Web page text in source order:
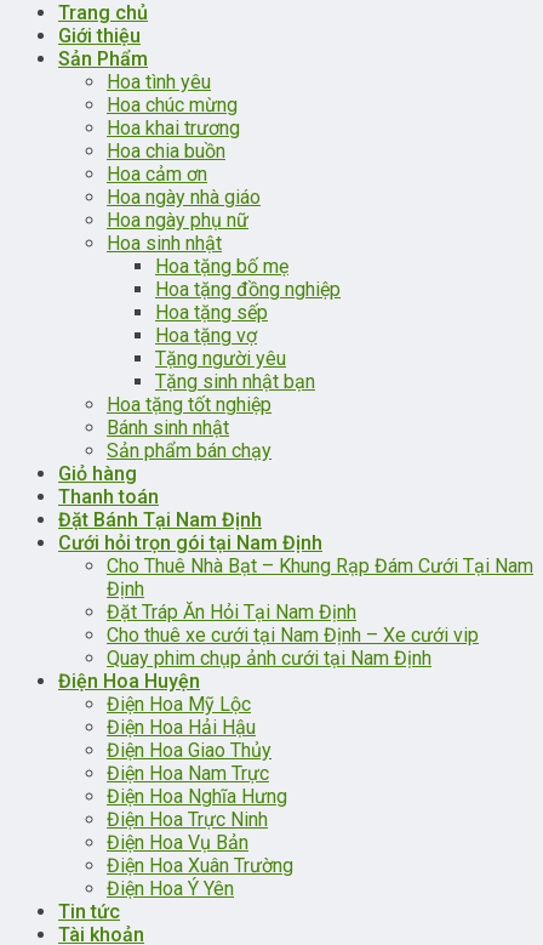
Trang chủ
Giới thiệu
Sản Phẩm
Hoa tình yêu
Hoa chúc mừng
Hoa khai trương
Hoa chia buồn
Hoa cảm ơn
Hoa ngày nhà giáo
Hoa ngày phụ nữ
Hoa sinh nhật
Hoa tặng bố mẹ
Hoa tặng đồng nghiệp
Hoa tặng sếp
Hoa tặng vợ
Tặng người yêu
Tặng sinh nhật bạn
Hoa tặng tốt nghiệp
Bánh sinh nhật
Sản phẩm bán chạy
Giỏ hàng
Thanh toán
Đặt Bánh Tại Nam Định
Cưới hỏi trọn gói tại Nam Định
Cho Thuê Nhà Bạt – Khung Rạp Đám Cưới Tại Nam
Định
Đặt Tráp Ăn Hỏi Tại Nam Định
Cho thuê xe cưới tại Nam Định – Xe cưới vip
Quay phim chụp ảnh cưới tại Nam Định
Điện Hoa Huyện
Điện Hoa Mỹ Lộc
Điện Hoa Hải Hậu
Điện Hoa Giao Thủy
Điện Hoa Nam Trực
Điện Hoa Nghĩa Hưng
Điện Hoa Trực Ninh
Điện Hoa Vụ Bản
Điện Hoa Xuân Trường
Điện Hoa Ý Yên
Tin tức
Tài khoản